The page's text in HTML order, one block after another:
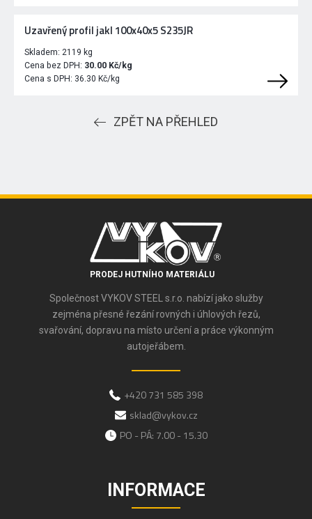
Uzavřený profil jakl 100x40x5 S235JR
Skladem: 2119 kg
Cena bez DPH: 30.00 Kč/kg
Cena s DPH: 36.30 Kč/kg
ZPĚT NA PŘEHLED
PRODEJ HUTNÍHO MATERIÁLU
Společnost VYKOV STEEL s.r.o. nabízí jako služby
zejména přesné řezání rovných i úhlových řezů,
svařování, dopravu na místo určení a práce výkonným
autojeřábem.
+420 731 585 398
sklad@vykov.cz
PO - PÁ: 7.00 - 15.30
INFORMACE